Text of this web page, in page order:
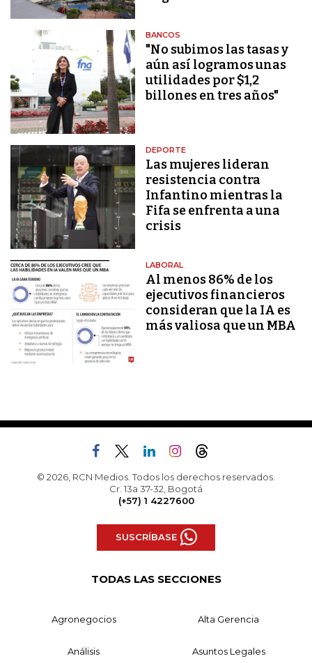
BANCOS
"No subimos las tasas y
aún así logramos unas
utilidades por $1,2
billones en tres años"
DEPORTE
Las mujeres lideran
resistencia contra
Infantino mientras la
Fifa se enfrenta a una
crisis
LABORAL
Al menos 86% de los
ejecutivos financieros
consideran que la IA es
más valiosa que un MBA
© 2026, RCN Medios. Todos los derechos reservados.
Cr. 13a 37-32, Bogotá
(+57) 1 4227600
SUSCRÍBASE
TODAS LAS SECCIONES
Agronegocios Alta Gerencia
Análisis Asuntos Legales